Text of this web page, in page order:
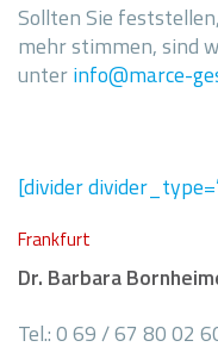
Sollten Sie
mehr stimmen, sind
unterinfo@marce-
[divider
Frankfurt
Dr. Barbara
Tel.: 0 69 / 67 80 02